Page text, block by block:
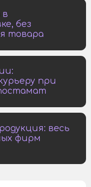
в
без
товара
при
весь
фирм